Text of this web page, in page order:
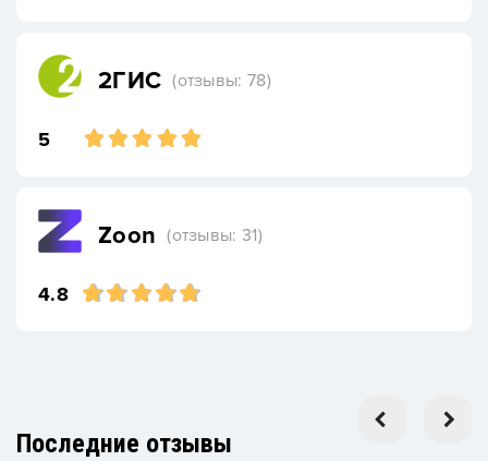
2ГИС (отзывы: 78)
5
Zoon (отзывы: 31)
4.8
Последние отзывы